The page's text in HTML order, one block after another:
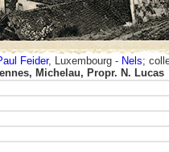
Feider, Luxembourg - Nels;
Michelau, Propr. N. Lucas